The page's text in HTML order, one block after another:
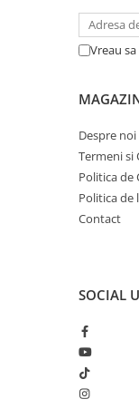
MedConnect
Medicina Pentru
SealfHealing
Starea de bine
Terapii Alternative
Biografii, Memorii,
Carti pentru
Crime, Thriller,
Vreau
Despre noi
Termeni si
Politica
Politica de
Contact
SOCIAL